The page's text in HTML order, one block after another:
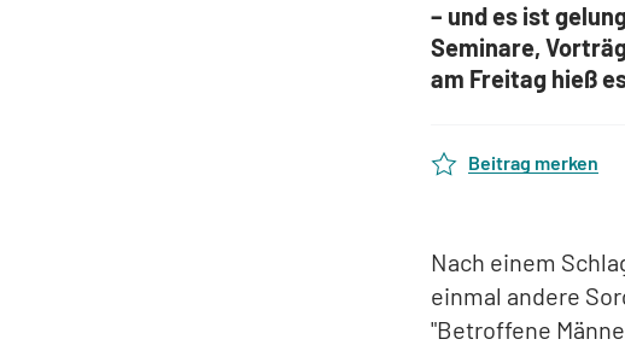
– und es ist
Seminare,
am Freitag hieß
Beitrag merken
Nach einem
einmal andere
"Betroffene